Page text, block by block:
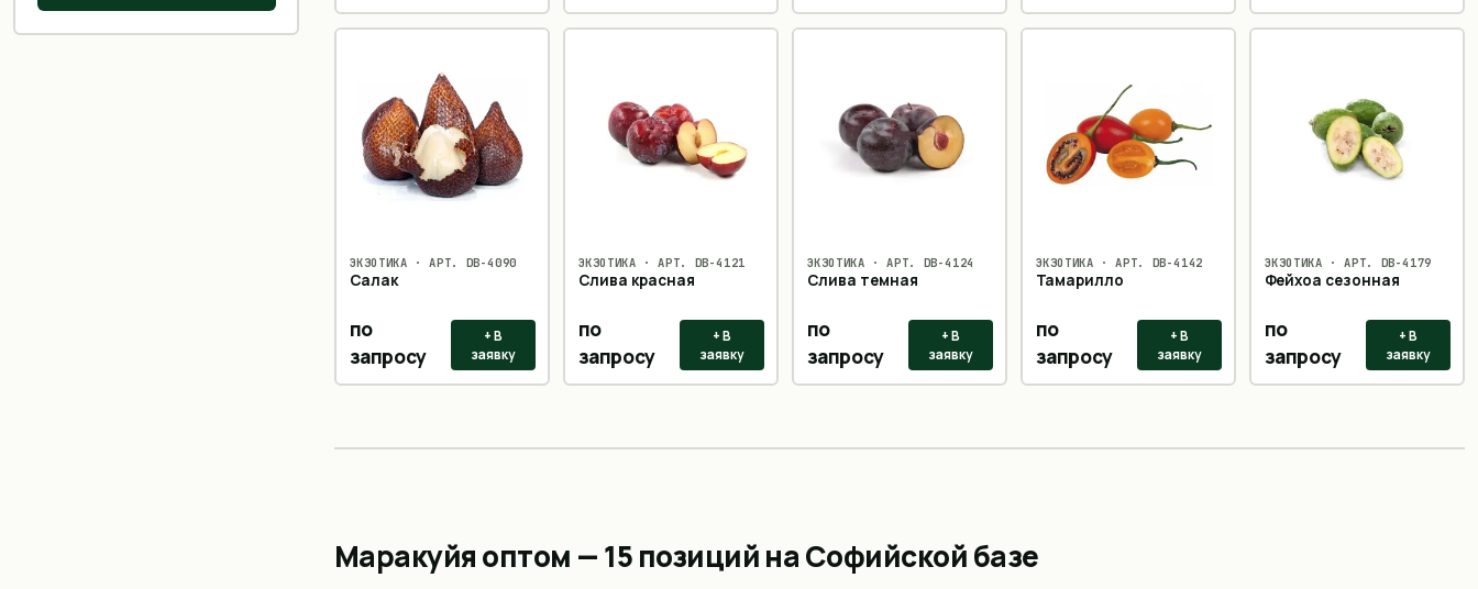
ЭКЗОТИКА · АРТ. DB-4090
Салак
по
запросу
+ В
заявку
ЭКЗОТИКА · АРТ. DB-4121
Слива красная
по
запросу
+ В
заявку
ЭКЗОТИКА · АРТ. DB-4124
Слива темная
по
запросу
+ В
заявку
ЭКЗОТИКА · АРТ. DB-4142
Тамарилло
по
запросу
+ В
заявку
ЭКЗОТИКА · АРТ. DB-4179
Фейхоа сезонная
по
запросу
+ В
заявку
Маракуйяоптом —15позиций на Софийской базе